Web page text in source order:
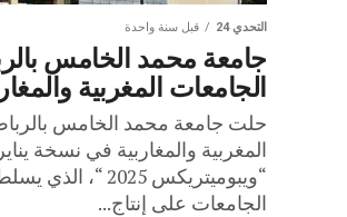
التحدي 24 قبل سنة واحدة
جامعة محمد الخامس
الجامعات المغربية
حلت جامعة محمد الخامس
المغربية والمغاربية في نسخة
“ويبوميتريكس
الجامعات على إنتاج...